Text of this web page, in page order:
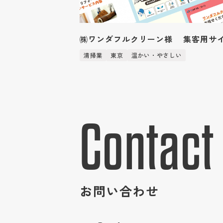
㈱ワンダフルクリーン様 集客用サ
清掃業 東京 温かい・やさしい
Contact
お問い合わせ